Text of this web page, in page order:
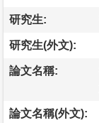
研究生:
研究生(外文):
論文名稱:
論文名稱(外文):